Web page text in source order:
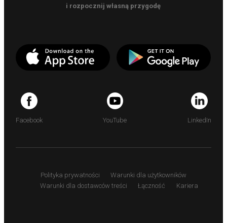
i rozpocznij własną przygodę
Facebook YouTube LinkedIn
Polityka prywatności
Warunki dla użytkowników
Warunki dla dostawców treści
Łączność Kariera